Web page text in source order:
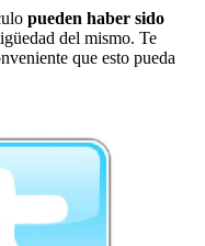
pueden haber sido
del mismo. Te
que esto pueda